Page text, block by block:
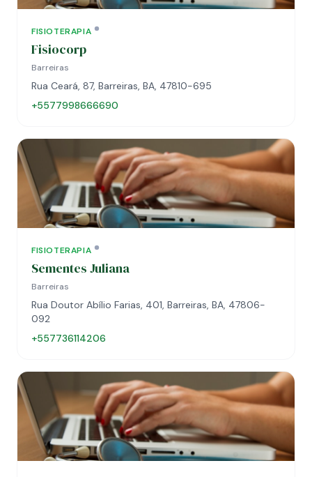
FISIOTERAPIA
Fisiocorp
Barreiras
Rua Ceará, 87, Barreiras, BA, 47810-695
+5577998666690
FISIOTERAPIA
Sementes Juliana
Barreiras
Rua Doutor Abílio Farias, 401, Barreiras, BA, 47806-
092
+557736114206